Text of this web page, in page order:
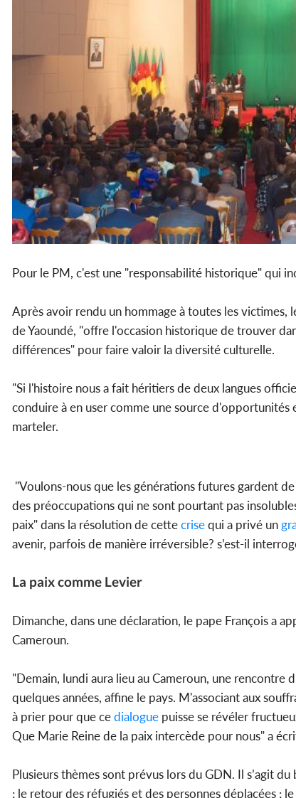
Pour le PM, c'est une "responsabilité historique" qui
Après avoir rendu un hommage à toutes les
de Yaoundé, "offre l'occasion historique de trouver
différences" pour faire valoir la diversité culturelle.
"Si l'histoire nous a fait héritiers de deux langues
conduire à en user comme une source
marteler.
"Voulons-nous que les générations futures gardent
des préoccupations qui ne sont pourtant pas
paix" dans la résolution de cettecrisequi a privé un
avenir, parfois de manière irréversible? s’est-il
La paix comme Levier
Dimanche, dans une déclaration, le pape François a
Cameroun.
"Demain, lundi aura lieu au Cameroun, une rencontre
quelques années, affine le pays. M'associant aux
à prier pour que cedialogue puisse se révéler
Que Marie Reine de la paix intercède pour nous" a
Plusieurs thèmes sont prévus lors du GDN. Il s’agit
; le retour des réfugiés et des personnes déplacées ;